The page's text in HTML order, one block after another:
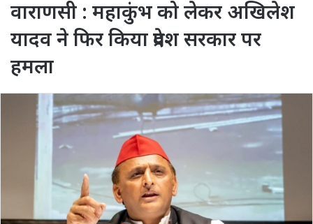
वाराणसी : महाकुंभ को लेकर अखिलेश
यादव ने फिर किया प्रदेश सरकार पर
हमला